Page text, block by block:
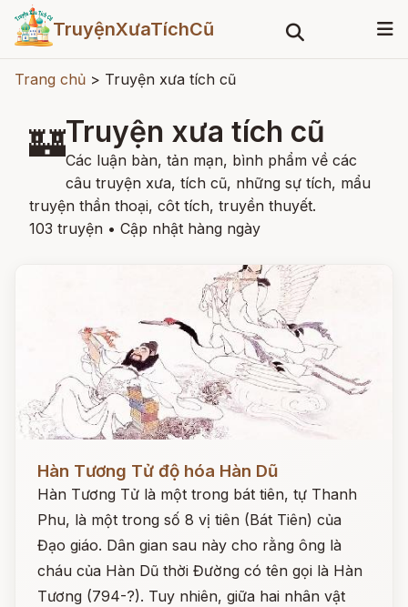
TruyệnXưaTíchCũ
Trang chủ > Truyện xưa tích cũ
🏰Truyện xưa tích cũ
Các luận bàn, tản mạn, bình phẩm về các
câu truyện xưa, tích cũ, những sự tích, mẩu
truyện thần thoại, côt tích, truyền thuyết.
103 truyện • Cập nhật hàng ngày
Hàn Tương Tử độ hóa Hàn Dũ
Hàn Tương Tử là một trong bát tiên, tự Thanh
Phu, là một trong số 8 vị tiên (Bát Tiên) của
Đạo giáo. Dân gian sau này cho rằng ông là
cháu của Hàn Dũ thời Đường có tên gọi là Hàn
Tương (794-?). Tuy nhiên, giữa hai nhân vật